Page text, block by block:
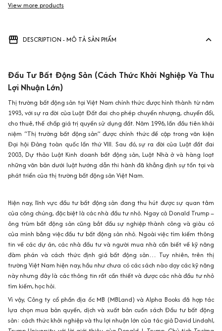
View more products
DESCRIPTION - MÔ TẢ SẢN PHẨM
Đầu Tư Bất Động Sản (Cách Thức Khởi Nghiệp Và Thu
Lợi Nhuận Lớn)
Thị trường bất động sản tại Việt Nam chính thức được hình thành từ năm
1993, với sự ra đời của Luật Đất đai cho phép chuyển nhượng, chuyển đổi,
cho thuê, thế chấp giá trị quyền sử dụng đất. Năm 1996, lần đầu tiên khái
niệm “Thị trường bất động sản” được chính thức đề cập trong văn kiện
Đại hội Đảng toàn quốc lần thứ VIII. Sau đó, sự ra đời của Luật đất đai
2003, Dự thảo Luật Kinh doanh bất động sản, Luật Nhà ở và hàng loạt
những văn bản dưới luật hướng dẫn thi hành đã khẳng định sự tồn tại và
phát triển của thị trường bất động sản Việt Nam.
Hiện nay, lĩnh vực đầu tư bất động sản đang thu hút được sự quan tâm
của công chúng, đặc biệt là các nhà đầu tư nhỏ. Ngay cả Donald Trump –
ông trùm bất động sản cũng bắt đầu sự nghiệp thành công và giàu có
của mình bằng việc đầu tư bất động sản nhỏ. Ngoài việc tìm kiếm thông
tin về các dự án, các nhà đầu tư và người mua nhà cần biết về kỹ năng
đàm phán và cách thức định giá bất động sản… Tuy nhiên, trên thị
trường Việt Nam hiện nay, hầu như chưa có các sách nào dạy các kỹ năng
này nhưng đây là các thông tin rất cần thiết và được các nhà đầu tư nhỏ
tìm kiếm, học hỏi.
Vì vậy, Công ty cổ phần địa ốc MB (MBLand) và Alpha Books đã hợp tác
lựa chọn mua bản quyền, dịch và xuất bản cuốn sách Đầu tư bất động
sản: cách thức khởi nghiệp và thu lợi nhuận lớn của tác giả David Lindahl,